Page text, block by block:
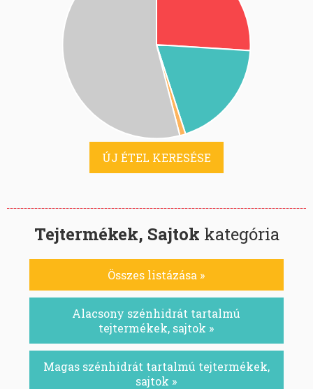
ÚJ ÉTEL KERESÉSE
Tejtermékek, Sajtok kategória
Összes listázása »
Alacsony szénhidrát tartalmú
tejtermékek, sajtok »
Magas szénhidrát tartalmú tejtermékek,
sajtok »